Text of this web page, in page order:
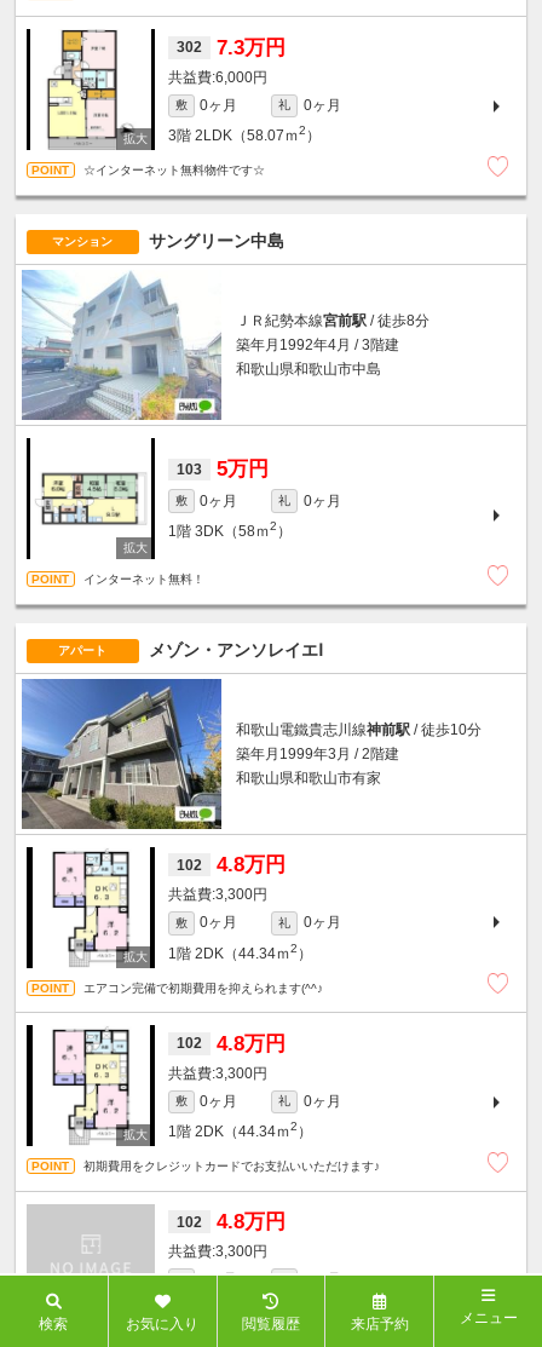
302 7.3万円
6,000円
敷 0ヶ月 礼
0ヶ月
3階 2LDK（58.07ｍ2 ）
☆インターネット無料物件です☆
マンション サングリーン中島
ＪＲ紀勢本線宮前駅 / 徒歩8分
築年月1992年4月 / 3階建
和歌山県和歌山市中島
103 5万円
敷 0ヶ月 礼
0ヶ月
1階 3DK（58ｍ2 ）
インターネット無料！
アパート メゾン・アンソレイエⅠ
和歌山電鐵貴志川線神前駅 / 徒歩10分
築年月1999年3月 / 2階建
和歌山県和歌山市有家
102 4.8万円
3,300円
敷 0ヶ月 礼
0ヶ月
1階 2DK（44.34ｍ2 ）
エアコン完備で初期費用を抑えられます(^^♪
102 4.8万円
3,300円
敷 0ヶ月 礼
0ヶ月
1階 2DK（44.34ｍ2 ）
初期費用をクレジットカードでお支払いいただけます♪
102 4.8万円
3,300円
敷 0ヶ月 礼
0ヶ月
1階
2DK（44.34ｍ
検索 お気に入り 閲覧履歴 来店予約 メニュー